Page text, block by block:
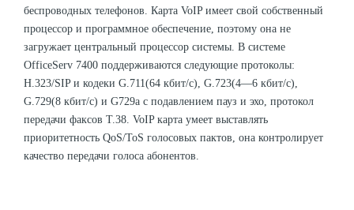
беспроводных телефонов. Карта VoIP имеет свой собственный
процессор и программное обеспечение, поэтому она не
загружает центральный процессор системы. В системе
OfficeServ 7400 поддерживаются следующие протоколы:
H.323/SIP и кодеки G.711(64 кбит/с), G.723(4—6 кбит/с),
G.729(8 кбит/с) и G729a с подавлением пауз и эхо, протокол
передачи факсов T.38. VoIP карта умеет выставлять
приоритетность QoS/ToS голосовых пактов, она контролирует
качество передачи голоса абонентов.